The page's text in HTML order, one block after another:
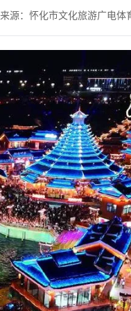
源：怀化市文化旅游广电体